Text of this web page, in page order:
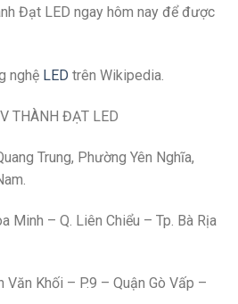
Đạt LED ngay hôm nay để được
nghệ LED trên Wikipedia.
THÀNH ĐẠT LED
Trung, Phường Yên Nghĩa,
Minh – Q. Liên Chiểu – Tp. Bà Rịa
Khối – P.9 – Quận Gò Vấp –